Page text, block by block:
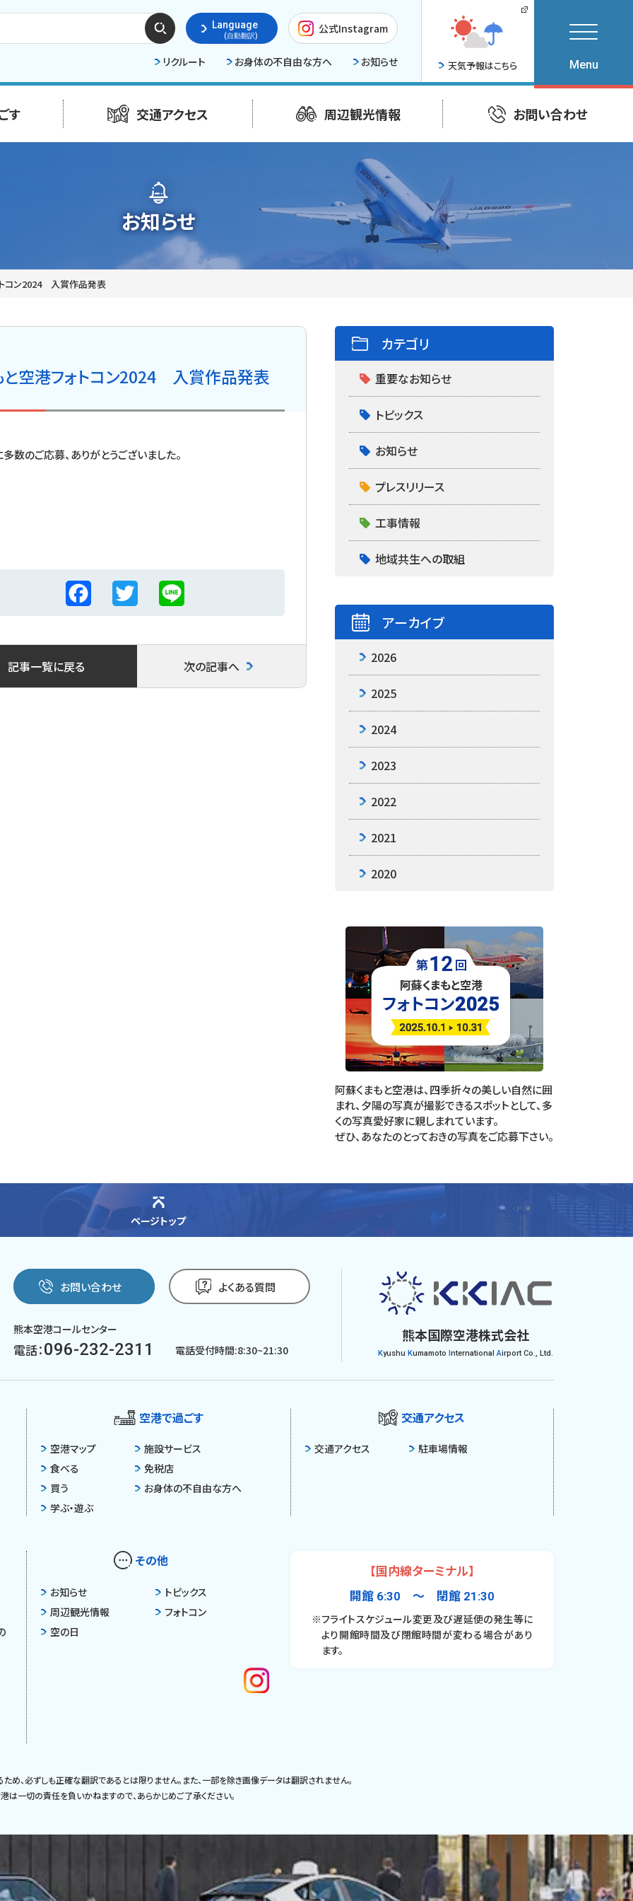
検索
する
Language
(自動翻訳)
公式Instagram
リクルート お身体の不自由な方へ お知らせ 天気予報はこちら
す 交通アクセス 周辺観光情報 お問い合わせ
お知らせ
コン2024 入賞作品発表
と空港フォトコン2024 入賞作品発表
数のご応募、ありがとうございました。
F
a
c
e
T
w
i
L
i
n
記事一覧に戻る 次の記事へ
カテゴリ
重要なお知らせ
トピックス
お知らせ
プレスリリース
工事情報
地域共生への取組
アーカイブ
2026
2025
2024
2023
2022
2021
2020
阿蘇くまもと空港は、四季折々の美しい自然に囲
まれ、夕陽の写真が撮影できるスポットとして、多
くの写真愛好家に親しまれています。
ぜひ、あなたのとっておきの写真をご応募下さい。
ページトップ
お問い合わせ よくある質問
熊本空港コールセンター
電話：096-232-2311 電話受付時間:8:30~21:30
熊本国際空港株式会社
Kyushu Kumamoto nternationalAirport Co., Ltd.
空港で過ごす
空港マップ
食べる
買う
学ぶ・遊ぶ
施設サービス
免税店
お身体の不自由な方へ
交通アクセス
交通アクセス 駐車場情報
その他
お知らせ
周辺観光情報
空の日
トピックス
フォトコン
【国内線ターミナル】
開館 6:30 〜 閉館 21:30
※フライトスケジュール変更及び遅延便の発生等に
より開館時間及び閉館時間が変わる場合があり
ます。
め、必ずしも正確な翻訳であるとは限りません。また、一部を除き画像データは翻訳されません。
一切の責任を負いかねますので、あらかじめご了承ください。